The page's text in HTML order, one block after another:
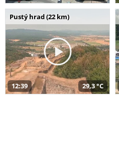
Pustý hrad (22 km)
12:39 29,3 °C